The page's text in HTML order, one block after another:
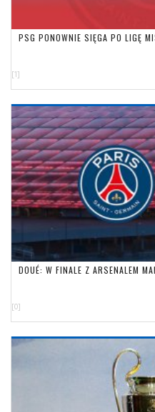
PSG PONOWNIE SIĘGA PO LIGĘ
[1]
DOUÉ: W FINALE Z ARSENALEM
[0]